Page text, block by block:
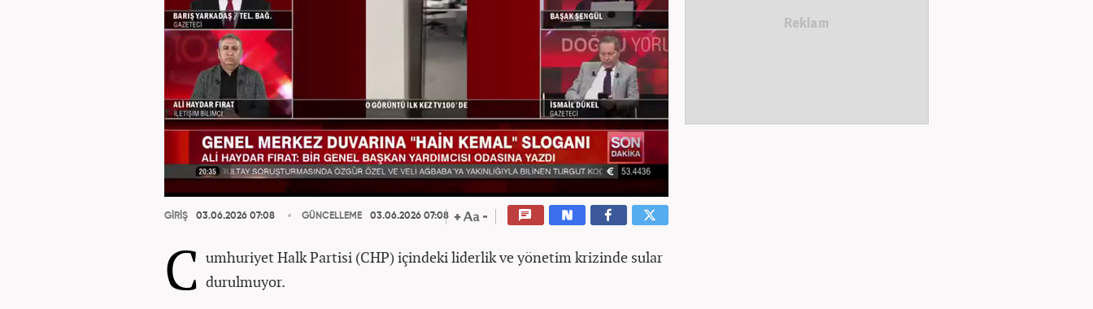
GİRİŞ 03.06.2026 07:08 GÜNCELLEME 03.06.2026 07:08
C umhuriyet Halk Partisi (CHP) içindeki liderlik ve yönetim krizinde sular
durulmuyor.